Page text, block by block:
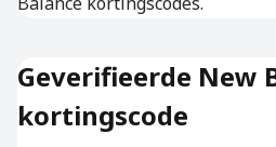
Geverifieerde New
kortingscode